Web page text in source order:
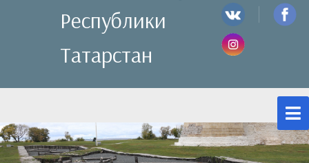
Республики
Татарстан